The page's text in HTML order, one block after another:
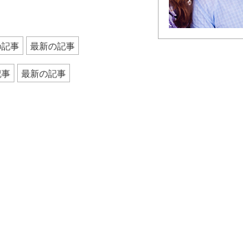
事 最新の記事
最新の記事